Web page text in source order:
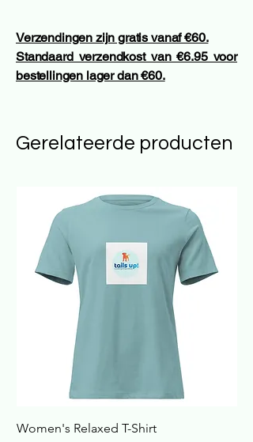
Verzendingen zijn gratis vanaf €60.
Standaard verzendkost van €6.95 voor
bestellingen lager dan €60.
Gerelateerde producten
Women's Relaxed T-Shirt